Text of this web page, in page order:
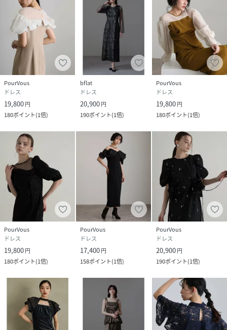
PourVous
ドレス
19,800円
180ポイント(1倍)
bflat
ドレス
20,900円
190ポイント(1倍)
PourVous
ドレス
19,800円
180ポイント(1倍)
PourVous
ドレス
19,800円
180ポイント(1倍)
PourVous
ドレス
17,400円
158ポイント(1倍)
PourVous
ドレス
20,900円
190ポイント(1倍)